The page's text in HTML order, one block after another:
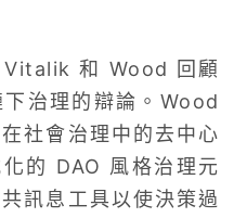
Vitalik 和 Wood 回顧
治理的辯論。Wood
社會治理中的去中心
的 DAO 風格治理元
訊息工具以使決策過